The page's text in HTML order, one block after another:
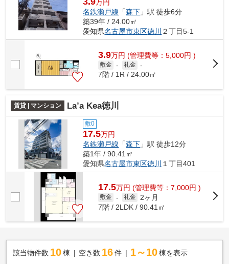
万円
名鉄瀬戸線 「森下 」駅 徒歩6分
築39年 / 24.00㎡
愛知県名古屋市東区徳川 ２丁目5-1
3.9万円 (管理費等：5,000円 )
敷金 - 礼金 -
7階 / 1R / 24.00㎡
賃貸 | マンション La’a Kea徳川
敷0
17.5万円
名鉄瀬戸線 「森下 」駅 徒歩12分
築1年 / 90.41㎡
愛知県名古屋市東区徳川 １丁目401
17.5万円 (管理費等：7,000円 )
敷金 - 礼金
2ヶ月
7階 / 2LDK / 90.41㎡
該当物件数 10棟 空き数 16 件 1～10 棟を表示